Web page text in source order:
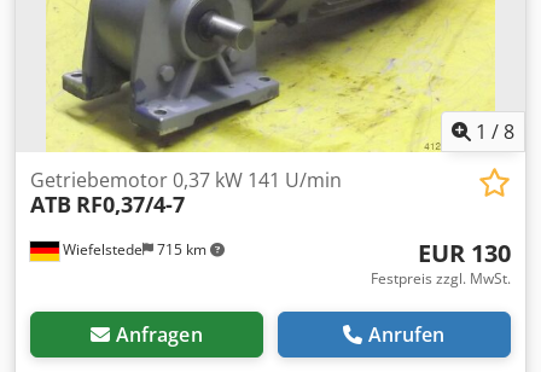
1 /8
Wiefelstede 715 km
Getriebemotor 0,37 kW 141 U/min
ATB RF0,37/4-7
EUR 130
Festpreis zzgl. MwSt.
Anfragen Anrufen